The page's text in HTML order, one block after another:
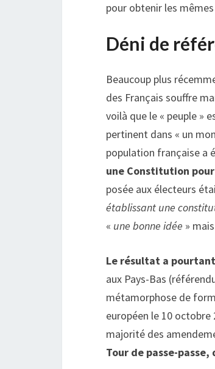
pour obtenir les
Déni de
Beaucoup plus
des Français souffre
voilà que le « peuple »
pertinent dans « un
population française a
une Constitution pour
posée aux électeurs
établissant une
« une bonne idée »
Le résultat a
aux Pays-Bas
métamorphose de
européen le 10 octobre
majorité des
Tour de passe-